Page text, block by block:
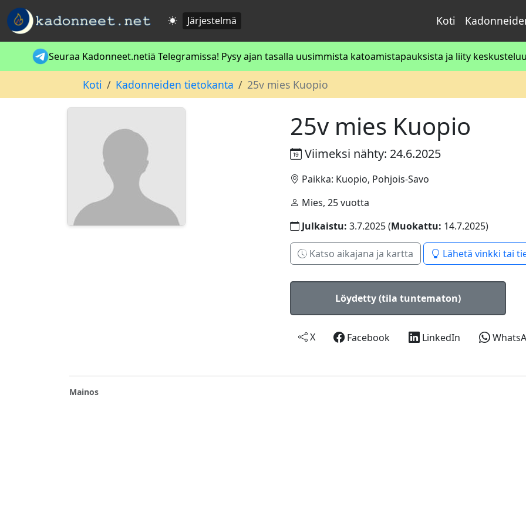
Järjestelmä Koti
Seuraa Kadonneet.netiä Telegramissa! Pysy ajan tasalla uusimmista katoamistapauksista ja liity
Koti Kadonneiden tietokanta 25v mies Kuopio
25v mies Kuopio
Viimeksi nähty: 24.6.2025
Paikka: Kuopio, Pohjois-Savo
Mies, 25 vuotta
Julkaistu: 3.7.2025 (Muokattu: 14.7.2025)
Katso aikajana ja kartta Lähetä vinkki tai
Löydetty (tila tuntematon)
X Facebook LinkedIn
Mainos